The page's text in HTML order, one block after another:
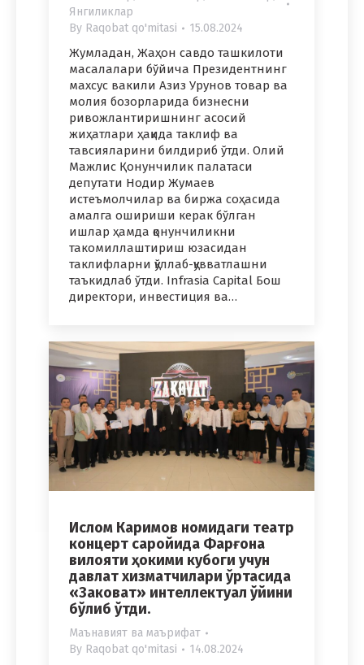
Янгиликлар
By Raqobat qo'mitasi 15.08.2024
Жумладан, Жаҳон савдо ташкилоти
масалалари бўйича Президентнинг
махсус вакили Азиз Урунов товар ва
молия бозорларида бизнесни
ривожлантиришнинг асосий
жиҳатлари ҳақида таклиф ва
тавсияларини билдириб ўтди. Олий
Мажлис Қонунчилик палатаси
депутати Нодир Жумаев
истеъмолчилар ва биржа соҳасида
амалга ошириши керак бўлган
ишлар ҳамда қонунчиликни
такомиллаштириш юзасидан
таклифларни қўллаб-қувватлашни
таъкидлаб ўтди. Infrasia Capital Бош
директори, инвестиция ва…
Ислом Каримов номидаги театр
концерт саройида Фарғона
вилояти ҳокими кубоги учун
давлат хизматчилари ўртасида
«Заковат» интеллектуал ўйини
бўлиб ўтди.
Маънавият ва маърифат
By Raqobat qo'mitasi 14.08.2024